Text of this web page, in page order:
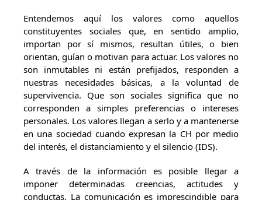
Entendemos aquí los valores como aquellos
constituyentes sociales que, en sentido amplio,
importan por sí mismos, resultan útiles, o bien
orientan, guían o motivan para actuar. Los valores no
son inmutables ni están prefijados, responden a
nuestras necesidades básicas, a la voluntad de
supervivencia. Que son sociales significa que no
corresponden a simples preferencias o intereses
personales. Los valores llegan a serlo y a mantenerse
en una sociedad cuando expresan la CH por medio
del interés, el distanciamiento y el silencio (IDS).
A través de la información es posible llegar a
imponer determinadas creencias, actitudes y
conductas. La comunicación es imprescindible para